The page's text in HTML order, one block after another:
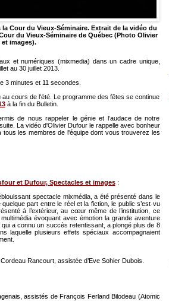
Cour du Vieux-Séminaire. Extrait de la vidéo du
du Vieux-Séminaire de Québec (Photo Olivier
images).
et numériques (mixmedia) dans un cadre unique,
au 30 juillet 2013.
3 minutes et 11 secondes.
cours de l'été. Le programme des fêtes se continue
à la fin du Bulletin.
de nous rappeler le génie et l’audace de notre
La vidéo d'Olivier Dufour le rappelle avec bonheur
les membres de l'équipe dont vous trouverez les
et Dufour, Spectacles et images:
spectacle mixmédia, a été présenté dans le
part entre le réel et la fiction, le public s’est vu
à l’extérieur, au cœur même de l’institution, ce
évoquant avec émotion la grande aventure
a connu un succès retentissant, a plongé plus de 8
laquelle plusieurs effets spéciaux accompagnaient
Rancourt, assistée d’Eve Sohier Dubois.
assistés de François Ferland Bilodeau (Atomic